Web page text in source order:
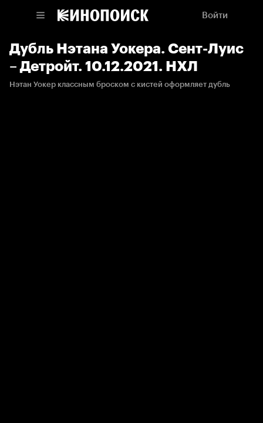
Войти
Дубль Нэтана Уокера. Сент-Луис
– Детройт. 10.12.2021. НХЛ
Нэтан Уокер классным броском с кистей оформляет дубль